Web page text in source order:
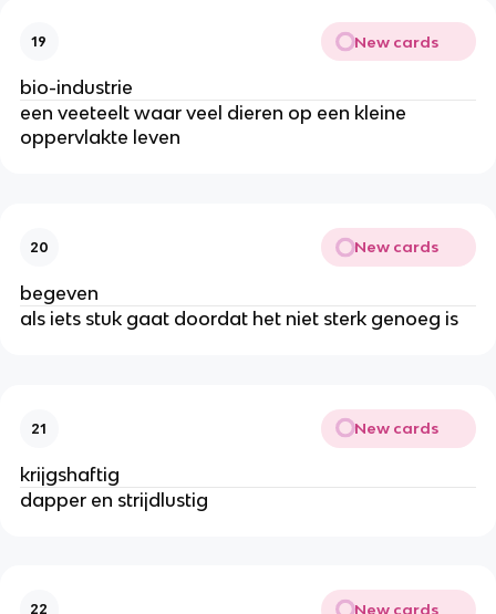
19 New cards
bio-industrie
een veeteelt waar veel dieren op een kleine
oppervlakte leven
20 New cards
begeven
als iets stuk gaat doordat het niet sterk genoeg is
21 New cards
krijgshaftig
dapper en strijdlustig
22 New cards